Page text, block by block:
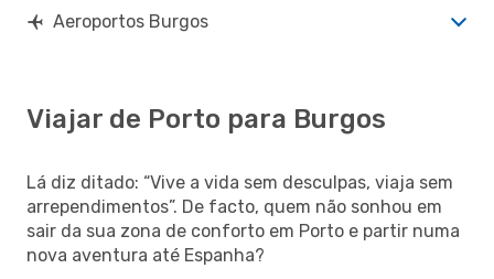
Aeroportos Burgos
Viajar de Porto para Burgos
Lá diz ditado: “Vive a vida sem desculpas, viaja sem
arrependimentos”. De facto, quem não sonhou em
sair da sua zona de conforto em Porto e partir numa
nova aventura até Espanha?